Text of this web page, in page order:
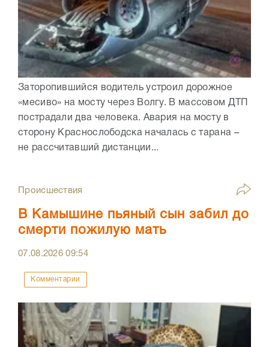
Заторопившийся водитель устроил дорожное
«месиво» на мосту через Волгу. В массовом ДТП
пострадали два человека. Авария на мосту в
сторону Краснослободска началась с тарана –
не рассчитавший дистанции...
Происшествия
В Камышине пьяный сын забил до
смерти пожилую мать
07.08.202609:54
Комментарии